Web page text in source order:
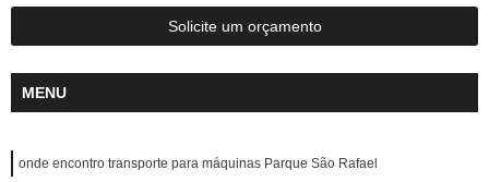
Solicite um orçamento
MENU
onde encontro transporte para máquinas Parque São Rafael